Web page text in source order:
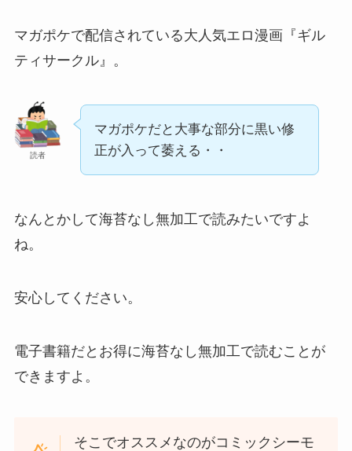
マガポケで配信されている大人気エロ漫画『ギル
ティサークル』。
読者
マガポケだと大事な部分に黒い修
正が入って萎える・・
なんとかして海苔なし無加工で読みたいですよ
ね。
安心してください。
電子書籍だとお得に海苔なし無加工で読むことが
できますよ。
そこでオススメなのがコミックシーモ